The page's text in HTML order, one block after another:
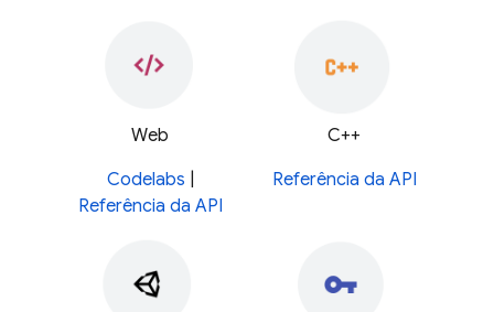
Web
Codelabs
Referência da API
C++
Referência da API